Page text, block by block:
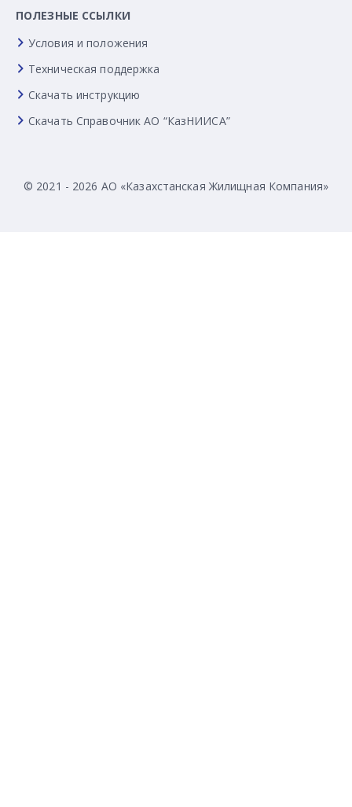
ПОЛЕЗНЫЕ ССЫЛКИ
Условия и положения
Техническая поддержка
Скачать инструкцию
Скачать Справочник АО “КазНИИСА”
© 2021 - 2026 АО «Казахстанская Жилищная Компания»